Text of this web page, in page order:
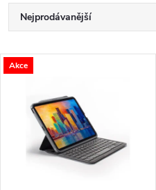
Ř
a
Nejprodávanější
Nejdražší
Abecedně
V
Akce